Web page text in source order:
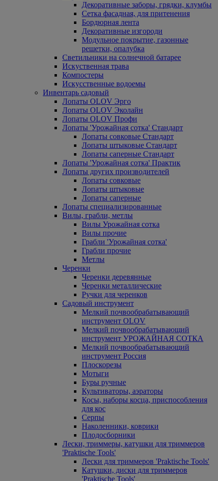
Декоративные заборы, грядки, клумбы
Сетка фасадная, для притенения
Бордюрная лента
Декоративные изгороди
Модульное покрытие, газонные
решетки, опалубка
Светильники на солнечной батарее
Искуственная трава
Компостеры
Искусственные водоемы
Инвентарь садовый
Лопаты OLOV Эрго
Лопаты OLOV Эколайн
Лопаты OLOV Профи
Лопаты 'Урожайная сотка' Стандарт
Лопаты совковые Стандарт
Лопаты штыковые Стандарт
Лопаты саперные Стандарт
Лопаты 'Урожайная сотка' Практик
Лопаты других производителей
Лопаты совковые
Лопаты штыковые
Лопаты саперные
Лопаты специализированные
Вилы, грабли, метлы
Вилы Урожайная сотка
Вилы прочие
Грабли 'Урожайная сотка'
Грабли прочие
Метлы
Черенки
Черенки деревянные
Черенки металлические
Ручки для черенков
Садовый инструмент
Мелкий почвообрабатывающий
инструмент OLOV
Мелкий почвообрабатывающий
инструмент УРОЖАЙНАЯ СОТКА
Мелкий почвообрабатывающий
инструмент Россия
Плоскорезы
Мотыги
Буры ручные
Культиваторы, аэраторы
Косы, наборы косца, приспособления
для кос
Серпы
Наколенники, коврики
Плодосборники
Лески, триммеры, катушки для триммеров
'Praktische Tools'
Лески для триммеров 'Praktische Tools'
Катушки, диски для триммеров
'Praktische Tools'